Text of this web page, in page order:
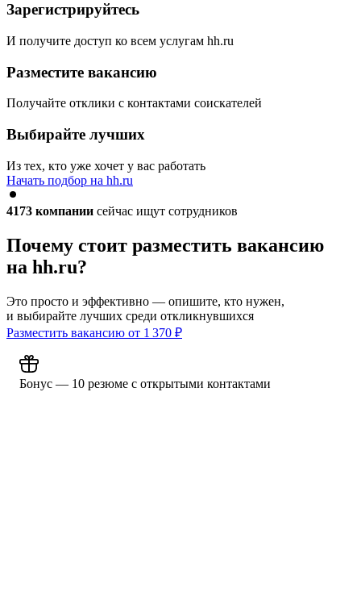
Зарегистрируйтесь
И получите доступ ко всем услугам hh.ru
Разместите вакансию
Получайте отклики с контактами соискателей
Выбирайте лучших
Из тех, кто уже хочет у вас работать
Начать подбор на hh.ru
4173 компании сейчас ищут сотрудников
Почему стоит разместить вакансию
на hh.ru?
Это просто и эффективно — опишите, кто нужен,
и выбирайте лучших среди откликнувшихся
Разместить вакансию от 1 370 ₽
Бонус — 10 резюме с открытыми контактами